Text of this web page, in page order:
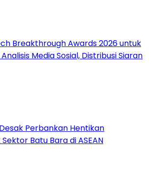
Breakthrough Awards 2026 untuk
Media Sosial, Distribusi Siaran
Perbankan Hentikan
Batu Bara di ASEAN